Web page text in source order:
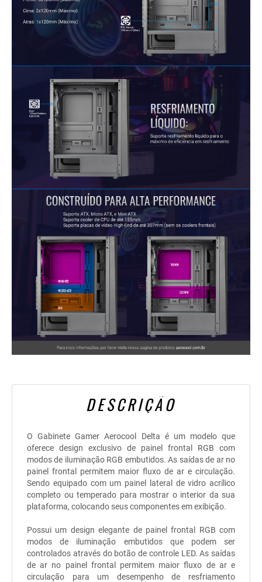
DESCRIÇÃO
O Gabinete Gamer Aerocool Delta é um modelo que
oferece design exclusivo de painel frontal RGB com
modos de iluminação RGB embutidos. As saídas de ar no
painel frontal permitem maior fluxo de ar e circulação.
Sendo equipado com um painel lateral de vidro acrílico
completo ou temperado para mostrar o interior da sua
plataforma, colocando seus componentes em exibição.
Possui um design elegante de painel frontal RGB com
modos de iluminação embutidos que podem ser
controlados através do botão de controle LED. As saídas
de ar no painel frontal permitem maior fluxo de ar e
circulação para um desempenho de resfriamento